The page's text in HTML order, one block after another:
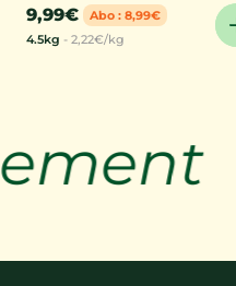
9,99€
Abo : 8,99€
4.5kg - 2,22€/kg
.